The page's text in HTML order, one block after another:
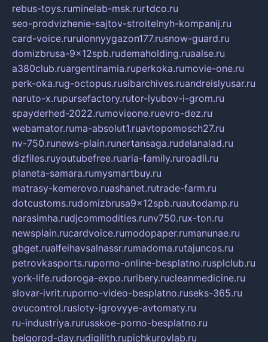
rebus-toys.ruminelab-msk.rurtdco.ru
seo-prodvizhenie-sajtov-stroitelnyh-kompanij.ru
card-voice.rurulonnyygazon177.rusnow-guard.ru
domizbrusa-9x12spb.rudemaholding.ruaalse.ru
a380club.ruargentinamia.ruperkoka.rumovie-one.ru
perk-oka.rug-octopus.rusibarchives.ruandreislyusar.ru
naruto-x.rupursefactory.rutor-lyubov-i-grom.ru
spayderhed-2022.rumovieone.ruevro-dez.ru
webamator.ruma-absolut1.ruavtopomosch27.ru
nv-750.runews-plain.runertansaga.rudelanalad.ru
dizfiles.ruyoutubefree.ruaria-family.ruroadli.ru
planeta-samara.rumysmartbuy.ru
matrasy-kemerovo.ruashanet.rutrade-farm.ru
dotcustoms.rudomizbrusa9x12spb.ruautodamp.ru
narasimha.rudjcommodities.runv750.rux-ton.ru
newsplain.rucardvoice.rumodopaper.rumanunae.ru
gbget.rualfeihavsalnassr.rumadoma.rutajuncos.ru
petrovkasports.ruporno-online-besplatno.rusplclub.ru
york-life.rudoroga-expo.ruribery.rucleanmedicine.ru
slovar-ivrit.ruporno-video-besplatno.ruseks-365.ru
ovucontrol.rusloty-igrovyye-avtomaty.ru
ru-industriya.rurusskoe-porno-besplatno.ru
belgorod-day.rudigilith.rupichkurovlab.ru